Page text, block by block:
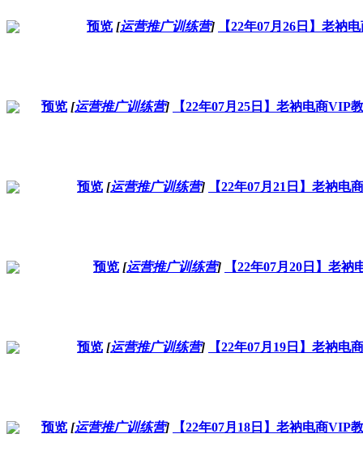
预览 [运营推广训练营] 【22年07月26日】老衲
预览 [运营推广训练营] 【22年07月25日】老衲电商
预览 [运营推广训练营] 【22年07月21日】老衲
预览 [运营推广训练营] 【22年07月20日】老
预览 [运营推广训练营] 【22年07月19日】老衲
预览 [运营推广训练营] 【22年07月18日】老衲电商